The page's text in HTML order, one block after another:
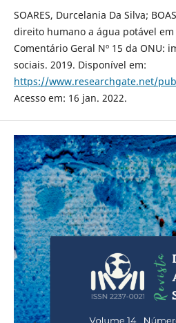
SOARES, Durcelania Da Silva;
direito humano a água potável
Comentário Geral Nº 15 da ONU:
sociais. 2019. Disponível em:
https://www.researchgate.net/
Acesso em: 16 jan. 2022.